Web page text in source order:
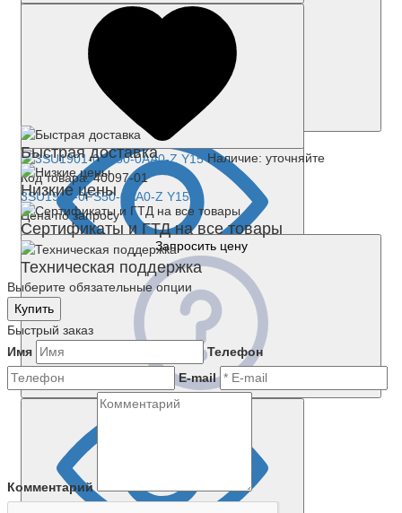
Наличие: уточняйте
Код товара: 40097-01
3SU1901-0FS50-0AA0-Z Y15
Цена по запросу
Запросить цену
Быстрая доставка
Низкие цены
Сертификаты и ГТД на все товары
Техническая поддержка
Выберите обязательные опции
Купить
Быстрый заказ
Имя
Телефон
E-mail
Комментарий